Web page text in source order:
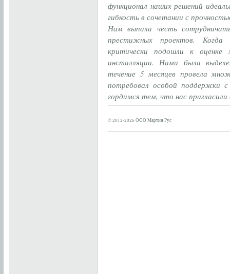
функционал наших решений
гибкость в сочетании с
Нам выпала честь
престижных проектов.
критически подошли к
инсталляции. Нами была
течение 5 месяцев провела
потребовал особой поддержки
гордимся тем, что нас
© 2012-2026 ООО Мартин Рус